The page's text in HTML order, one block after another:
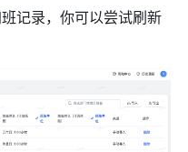
记录，你可以尝试刷新